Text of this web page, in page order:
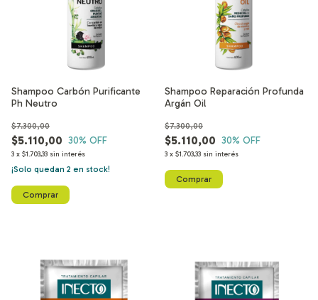
Shampoo Carbón Purificante
Ph Neutro
$5.110,00
$7.300,00
30% OFF
3 x $1.703,33 sin interés
¡Solo quedan 2 en stock!
Shampoo Reparación Profunda
Argán Oil
$5.110,00
$7.300,00
30% OFF
3 x $1.703,33 sin interés